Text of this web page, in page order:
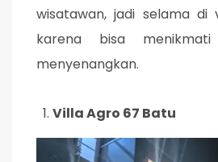
wisatawan, jadi selama di
karena bisa
menyenangkan.
Villa Agro 67 Batu